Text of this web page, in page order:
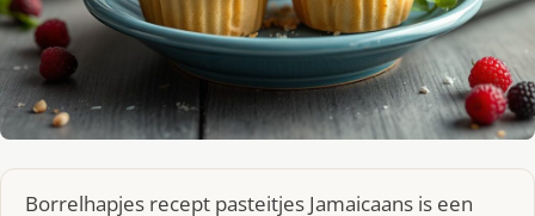
Borrelhapjes recept pasteitjes Jamaicaans is een